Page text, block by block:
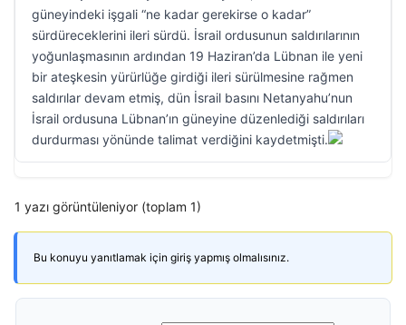
güneyindeki işgali “ne kadar gerekirse o kadar”
sürdüreceklerini ileri sürdü. İsrail ordusunun saldırılarının
yoğunlaşmasının ardından 19 Haziran’da Lübnan ile yeni
bir ateşkesin yürürlüğe girdiği ileri sürülmesine rağmen
saldırılar devam etmiş, dün İsrail basını Netanyahu’nun
İsrail ordusuna Lübnan’ın güneyine düzenlediği saldırıları
durdurması yönünde talimat verdiğini kaydetmişti.
1 yazı görüntüleniyor (toplam 1)
Bu konuyu yanıtlamak için giriş yapmış olmalısınız.